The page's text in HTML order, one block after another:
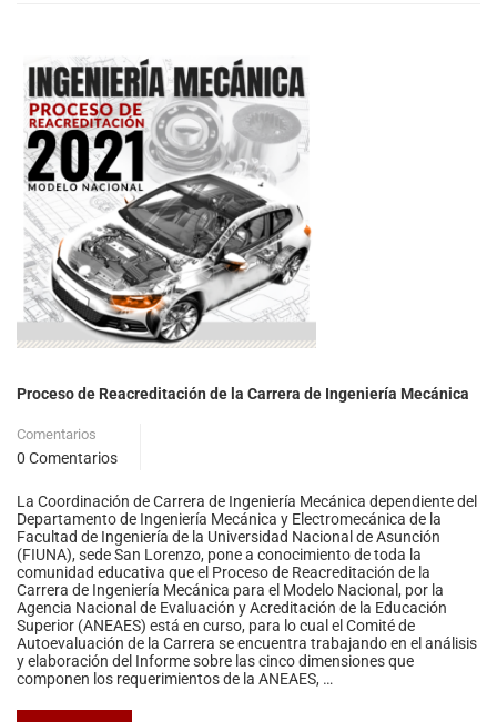
Proceso de Reacreditación de la Carrera de Ingeniería Mecánica
Comentarios
0 Comentarios
La Coordinación de Carrera de Ingeniería Mecánica dependiente del
Departamento de Ingeniería Mecánica y Electromecánica de la
Facultad de Ingeniería de la Universidad Nacional de Asunción
(FIUNA), sede San Lorenzo, pone a conocimiento de toda la
comunidad educativa que el Proceso de Reacreditación de la
Carrera de Ingeniería Mecánica para el Modelo Nacional, por la
Agencia Nacional de Evaluación y Acreditación de la Educación
Superior (ANEAES) está en curso, para lo cual el Comité de
Autoevaluación de la Carrera se encuentra trabajando en el análisis
y elaboración del Informe sobre las cinco dimensiones que
componen los requerimientos de la ANEAES, …